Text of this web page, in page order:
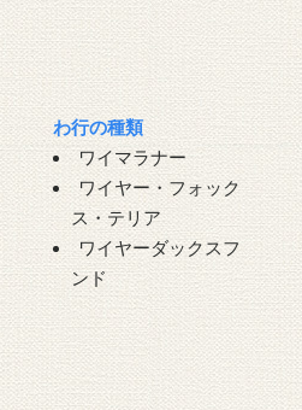
わ行の種類
ワイマラナー
ワイヤー・フォック
ス・テリア
ワイヤーダックスフ
ンド